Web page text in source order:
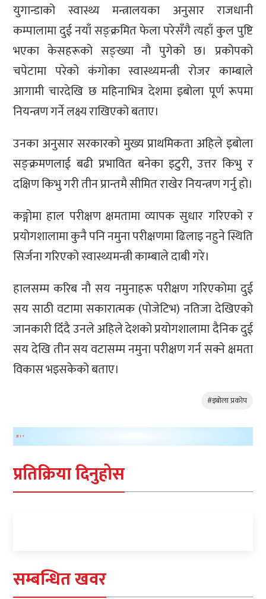
युगान्डाको स्वास्थ्य मन्त्रालयका अनुसार राजधानी
कम्पालामा दुई नयाँ सङ्क्रमित फेला परेसँगै त्यहाँ कुल पुष्टि
भएका केसहरूको सङ्ख्या नौ पुगेको छ। प्रकोपको
चपेटामा परेको कंगोका स्वास्थ्यमन्त्री रोजर काम्बाले
आगामी चारदेखि छ महिनाभित्र देशमा इबोला पूर्ण रूपमा
नियन्त्रण गर्ने लक्ष्य राखिएको बताए।
उनका अनुसार सरकारको मुख्य प्राथमिकता अहिले इबोला
सङ्क्रमणलाई बढी प्रभावित बनेका इटुरी, उत्तर किभु र
दक्षिण किभु गरी तीन प्रान्तमै सीमित राखेर नियन्त्रण गर्नु हो।
कङ्गोमा हाल परीक्षण क्षमतामा व्यापक सुधार गरिएको र
प्रयोगशालामा कुनै पनि नमुना परीक्षणमा ढिलाइ नहुने स्थिति
सिर्जना गरिएको स्वास्थ्यमन्त्री काम्बाले दाबी गरे।
हालसम्म करिब नौ सय नमुनाहरू परीक्षण गरिएकोमा दुई
सय साठी वटामा सकारात्मक (पोजेटिभ) नतिजा देखिएको
जानकारी दिँदै उनले अहिले देशको प्रयोगशालामा दैनिक दुई
सय देखि तीन सय वटासम्म नमुना परीक्षण गर्न सक्ने क्षमता
विकास भइसकेको बताए।
#इबोला प्रकोप
प्रतिक्रिया दिनुहोस
सम्बन्धित खवर